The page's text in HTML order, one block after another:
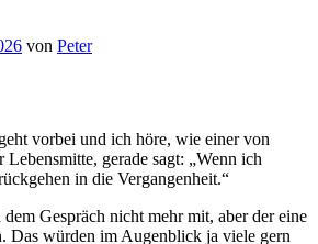
von Peter
vorbei und ich höre, wie einer von
Lebensmitte, gerade sagt: „Wenn ich
in die Vergangenheit.“
Gespräch nicht mehr mit, aber der eine
Das würden im Augenblick ja viele gern